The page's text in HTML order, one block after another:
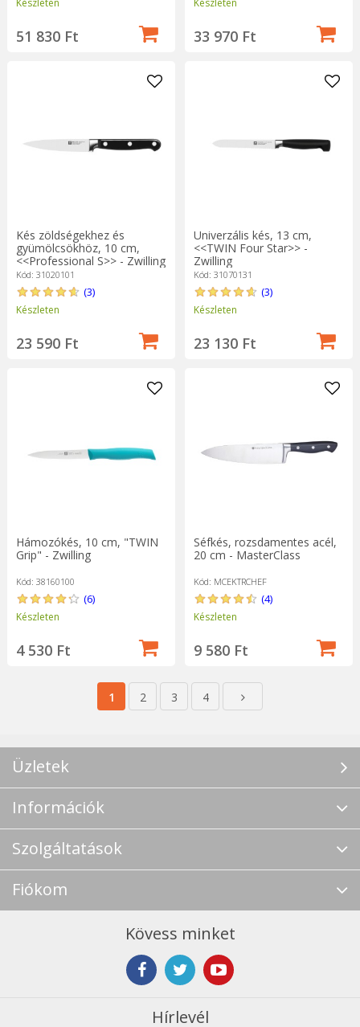
51 830 Ft 33 970 Ft
Kés zöldségekhez és
gyümölcsökhöz, 10 cm,
<<Professional S>> - Zwilling
Kód: 31020101
(3)
Készleten
23 590 Ft
Univerzális kés, 13 cm,
<<TWIN Four Star>> -
Zwilling
Kód: 31070131
(3)
Készleten
23 130 Ft
Hámozókés, 10 cm, "TWIN
Grip" - Zwilling
Kód: 38160100
(6)
Készleten
4 530 Ft
Séfkés, rozsdamentes acél,
20 cm - MasterClass
Kód: MCEKTRCHEF
(4)
Készleten
9 580 Ft
1 2 3 4
Üzletek
Információk
Szolgáltatások
Fiókom
Kövess minket
Hírlevél